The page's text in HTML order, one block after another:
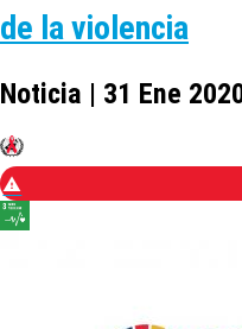
de la violencia
Noticia | 31 Ene